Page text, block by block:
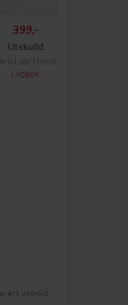
399,-
Utskudd
Jørn Lier Horst
LYDBOK
innhold